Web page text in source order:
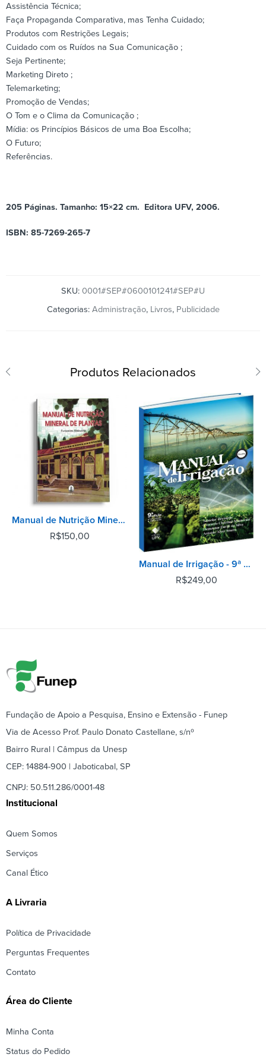
Assistência Técnica;
Faça Propaganda Comparativa, mas Tenha Cuidado;
Produtos com Restrições Legais;
Cuidado com os Ruídos na Sua Comunicação ;
Seja Pertinente;
Marketing Direto ;
Telemarketing;
Promoção de Vendas;
O Tom e o Clima da Comunicação ;
Mídia: os Princípios Básicos de uma Boa Escolha;
O Futuro;
Referências.
205 Páginas. Tamanho: 15×22 cm. Editora UFV, 2006.
ISBN: 85-7269-265-7
SKU: 0001#SEP#0600101241#SEP#U
Categorias: Administração, Livros, Publicidade
Produtos Relacionados
Manual de Nutrição Mineral de Plantas
R$150,00
Manual de Irrigação - 9ª Edição
R$249,00
Fundação de Apoio a Pesquisa, Ensino e Extensão - Funep
Via de Acesso Prof. Paulo Donato Castellane, s/nº
Bairro Rural | Câmpus da Unesp
CEP: 14884-900 | Jaboticabal, SP
CNPJ: 50.511.286/0001-48
Institucional
Quem Somos
Serviços
Canal Ético
A Livraria
Política de Privacidade
Perguntas Frequentes
Contato
Área do Cliente
Minha Conta
Status do Pedido